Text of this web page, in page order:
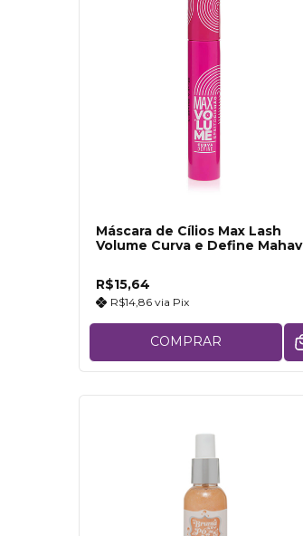
Máscara de Cílios Max Lash
Volume Curva e Define Mahav
R$15,64
R$14,86 via Pix
COMPRAR